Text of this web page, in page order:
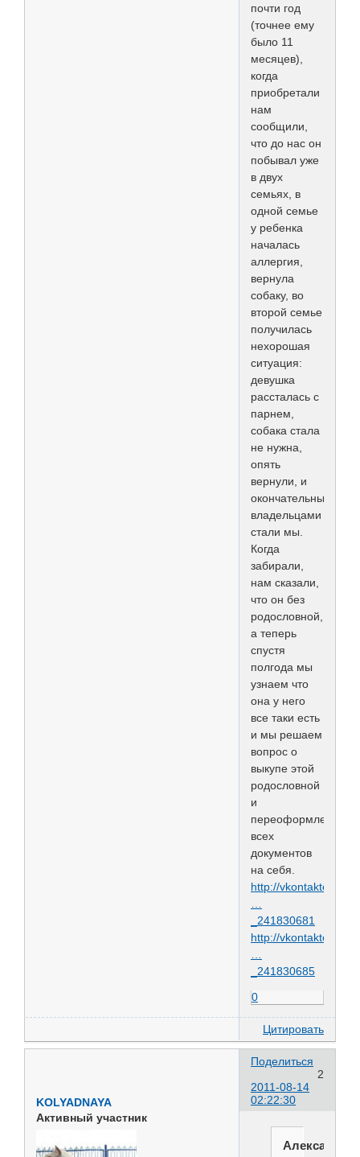
почти год
(точнее ему
было 11
месяцев),
когда
приобретали
нам
сообщили,
что до нас он
побывал уже
в двух
семьях, в
одной семье
у ребенка
началась
аллергия,
вернула
собаку, во
второй семье
получилась
нехорошая
ситуация:
девушка
рассталась с
парнем,
собака стала
не нужна,
опять
вернули, и
окончательными
владельцами
стали мы.
Когда
забирали,
нам сказали,
что он без
родословной,
а теперь
спустя
полгода мы
узнаем что
она у него
все таки есть
и мы решаем
вопрос о
выкупе этой
родословной
и
переоформлении
всех
документов
на себя.
http://vkontakte.ru/
_241830681
http://vkontakte.ru/
_241830685
0
Цитировать
Поделиться
2
2011-08-14
02:22:30
KOLYADNAYA
Активный участник